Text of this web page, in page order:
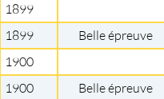
1899
1899
Belle épreuve
1900
1900
Belle épreuve